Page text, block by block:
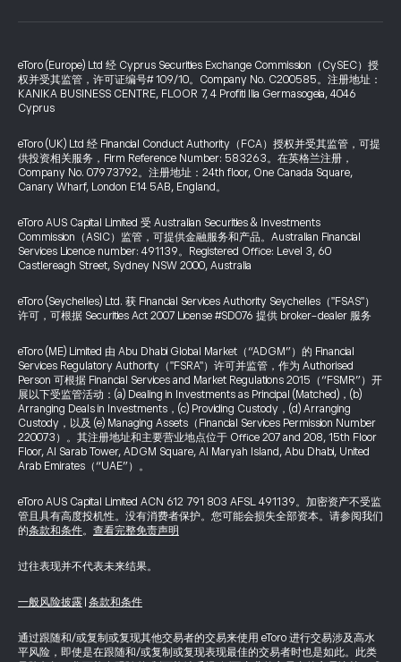
eToro (Europe) Ltd 经 Cyprus Securities Exchange Commission（CySEC）授
权并受其监管，许可证编号# 109/10。Company No. C200585。注册地址：
KANIKA BUSINESS CENTRE, FLOOR 7, 4 Profiti Ilia Germasogeia, 4046
Cyprus
eToro (UK) Ltd 经 Financial Conduct Authority（FCA）授权并受其监管，可提
供投资相关服务，Firm Reference Number: 583263。在英格兰注册，
Company No. 07973792。注册地址：24th floor, One Canada Square,
Canary Wharf, London E14 5AB, England。
eToro AUS Capital Limited 受 Australian Securities & Investments
Commission（ASIC）监管，可提供金融服务和产品。Australian Financial
Services Licence number: 491139。Registered Office: Level 3, 60
Castlereagh Street, Sydney NSW 2000, Australia
eToro (Seychelles) Ltd. 获 Financial Services Authority Seychelles（"FSAS"）
许可，可根据 Securities Act 2007 License #SD076 提供 broker-dealer 服务
eToro (ME) Limited 由 Abu Dhabi Global Market（“ADGM”）的 Financial
Services Regulatory Authority（"FSRA"）许可并监管，作为 Authorised
Person 可根据 Financial Services and Market Regulations 2015（“FSMR”）开
展以下受监管活动：(a) Dealing in Investments as Principal (Matched)，(b)
Arranging Deals in Investments，(c) Providing Custody，(d) Arranging
Custody，以及 (e) Managing Assets（Financial Services Permission Number
220073）。其注册地址和主要营业地点位于 Office 207 and 208, 15th Floor
Floor, Al Sarab Tower, ADGM Square, Al Maryah Island, Abu Dhabi, United
Arab Emirates（“UAE”）。
eToro AUS Capital Limited ACN 612 791 803 AFSL 491139。加密资产不受监
管且具有高度投机性。没有消费者保护。您可能会损失全部资本。请参阅我们
的条款和条件。 查看完整免责声明
过往表现并不代表未来结果。
一般风险披露 条款和条件
通过跟随和/或复制或复现其他交易者的交易来使用 eToro 进行交易涉及高水
平风险，即使是在跟随和/或复制或复现表现最佳的交易者时也是如此。此类